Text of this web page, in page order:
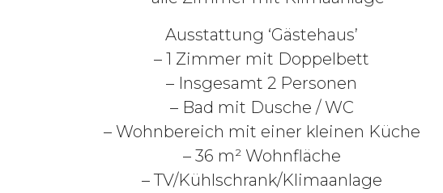
Ausstattung ‘Gästehaus’
– 1 Zimmer mit Doppelbett
– Insgesamt 2 Personen
– Bad mit Dusche / WC
– Wohnbereich mit einer kleinen Küche
– 36 m² Wohnfläche
– TV/Kühlschrank/Klimaanlage